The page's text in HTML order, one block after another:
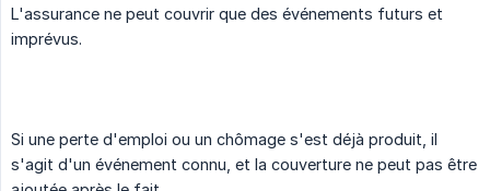
L'assurance ne peut couvrir que des événements futurs et
imprévus.
Si une perte d'emploi ou un chômage s'est déjà produit, il
s'agit d'un événement connu, et la couverture ne peut pas être